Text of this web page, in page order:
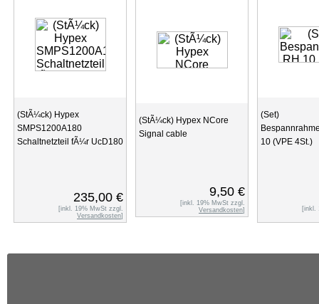
(StÃ¼ck) Hypex
SMPS1200A180
Schaltnetzteil fÃ¼r UcD180
235,00 €
[inkl. 19% MwSt zzgl.
Versandkosten]
(StÃ¼ck) Hypex NCore
Signal cable
9,50 €
[inkl. 19% MwSt zzgl.
Versandkosten]
(Set)
10 (VPE 4St.)
[inkl.